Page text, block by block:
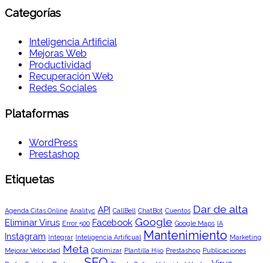
Categorías
Inteligencia Artificial
Mejoras Web
Productividad
Recuperación Web
Redes Sociales
Plataformas
WordPress
Prestashop
Etiquetas
Agenda Citas Online Analityc API CallBell ChatBot Cuentos Dar de alta
Eliminar Virus Error 500 Facebook Google Google Maps IA
Instagram Integrar Inteligencia Artificual Mantenimiento Marketing
Mejorar Velocidad Meta Optimizar Plantilla Hijo Prestashop Publicaciones